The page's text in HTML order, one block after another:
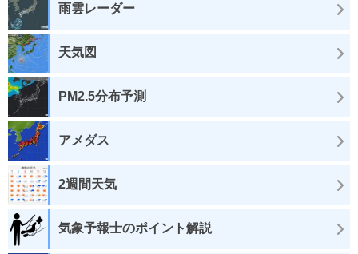
雨雲レーダー
天気図
PM2.5分布予測
アメダス
2週間天気
気象予報士のポイント解説